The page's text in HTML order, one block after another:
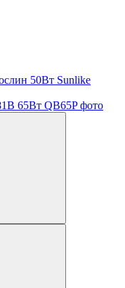
50Вт Sunlike